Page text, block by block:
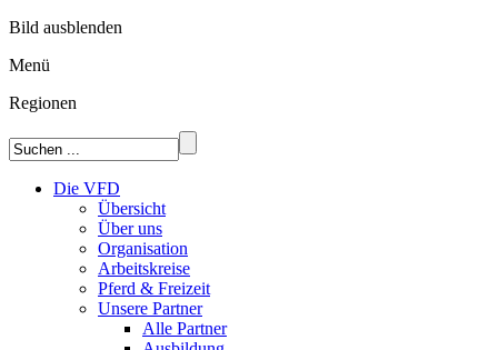
Bild ausblenden
Menü
Regionen
Die VFD
Übersicht
Über uns
Organisation
Arbeitskreise
Pferd & Freizeit
Unsere Partner
Alle Partner